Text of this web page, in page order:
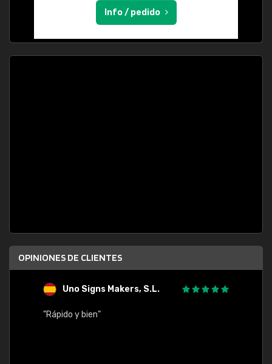
Info / pedido
OPINIONES DE CLIENTES
Uno Signs Makers, S.L.
"Rápido y bien"